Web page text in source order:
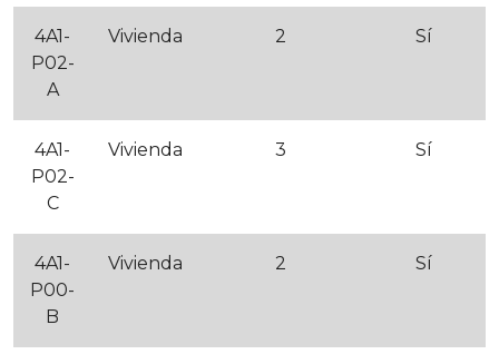
4A1-
P02-
A
Vivienda 2 Sí
4A1-
P02-
C
Vivienda 3 Sí
4A1-
P00-
B
Vivienda 2 Sí